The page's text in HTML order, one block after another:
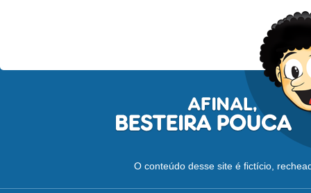
O conteúdo desse site é fictício,